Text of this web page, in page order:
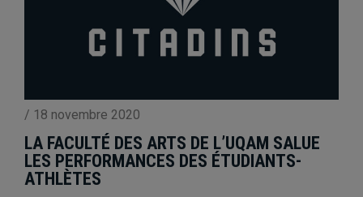
/ 18 novembre 2020
LA FACULTÉ DES ARTS DE L’UQAM SALUE
LES PERFORMANCES DES ÉTUDIANTS-
ATHLÈTES